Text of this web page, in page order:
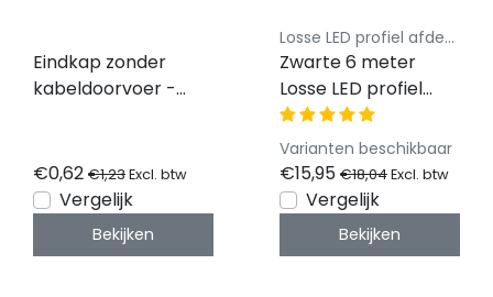
Eindkap zonder
kabeldoorvoer -
€0,62 €1,23Excl. btw
Vergelijk
Bekijken
Losse LED profiel afdekking Luksus
Zwarte 6 meter
Losse LED profiel
klikafdekking -
Zwart - 12,4mm 01,
02, 03, 08, stuc100,
stuc200, gips100,
gips200
Varianten beschikbaar
€15,95 €18,04Excl. btw
Vergelijk
Bekijken